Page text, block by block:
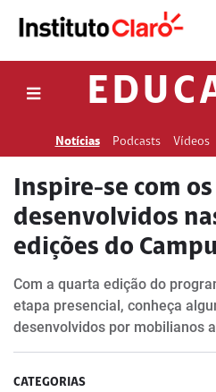
Notícias Podcasts Vídeos
Inspire-se com
desenvolvidos
edições do
Com a quarta edição do
etapa presencial, conheça
desenvolvidos por mobilianos
CATEGORIAS